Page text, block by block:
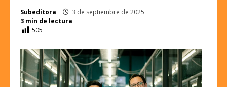
Subeditora
3 de septiembre de 2025
3 min de lectura
505